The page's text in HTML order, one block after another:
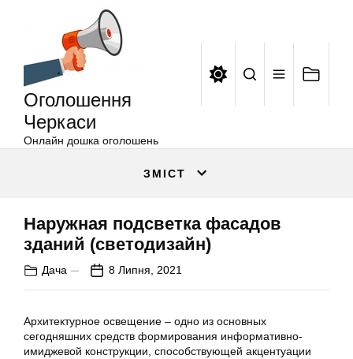
Оголошення
Черкаси
Онлайн дошка оголошень
ЗМІСТ
Наружная подсветка фасадов
зданий (светодизайн)
Дача 8 Липня, 2021
Архитектурное освещение – одно из основных
сегодняшних средств формирования информативно-
имиджевой конструкции, способствующей акцентуации